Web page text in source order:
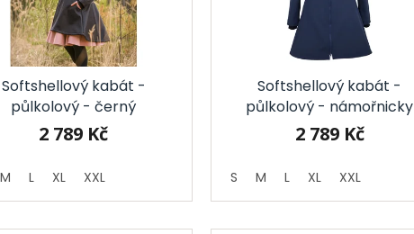
Softshellový kabát -
půlkolový - černý
2 789 Kč
M L XL XXL
Softshellový kabát -
půlkolový - námořnicky
modrý
2 789 Kč
S M L XL XXL